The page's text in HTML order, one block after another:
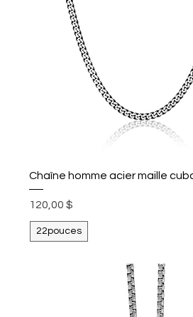
Chaîne homme acier maille
Prix
120,00 $
22pouces